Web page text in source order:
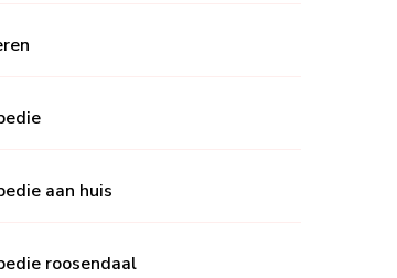
aan huis
roosendaal